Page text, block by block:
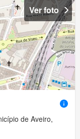
Ver foto
de Aveiro,